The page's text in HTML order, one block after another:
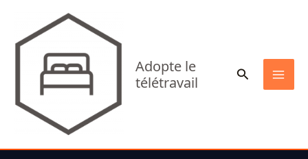
contenu
Adopte le
télétravail
Rechercher